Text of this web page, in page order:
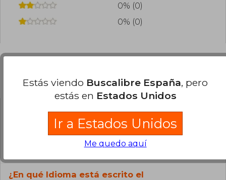
0% (0)
0% (0)
Preguntas frecuentes sobre el libro
¿El libro es original?
Todos los libros de nuestro
catálogo son Originales.
¿En qué Idioma está escrito el
Estás viendo Buscalibre España, pero
estás en Estados Unidos
Ir a Estados Unidos
Me quedo aquí